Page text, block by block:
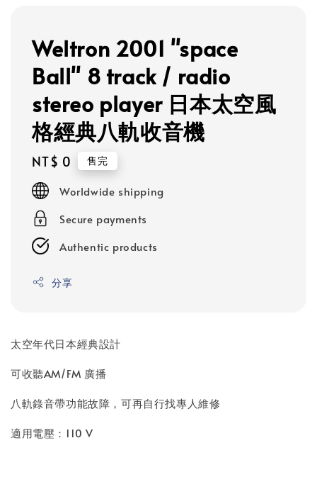
Weltron 2001 "space
Ball" 8 track / radio
stereo player 日本太空風
格經典八軌收音機
Regular
price
NT$ 0 售完
Worldwide shipping
Secure payments
Authentic products
分享
太空年代日本經典設計
可收聽AM/FM 廣播
八軌錄音帶功能故障，可再自行找專人維修
適用電壓：110 V